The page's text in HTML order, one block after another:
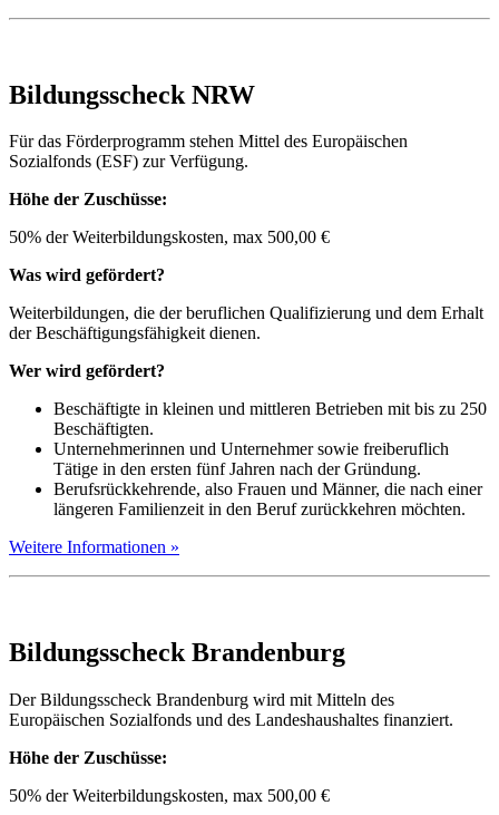
Bildungsscheck NRW
Für das Förderprogramm stehen Mittel des Europäischen
Sozialfonds (ESF) zur Verfügung.
Höhe der Zuschüsse:
50% der Weiterbildungskosten, max 500,00 €
Was wird gefördert?
Weiterbildungen, die der beruflichen Qualifizierung und dem Erhalt
der Beschäftigungsfähigkeit dienen.
Wer wird gefördert?
Beschäftigte in kleinen und mittleren Betrieben mit bis zu 250
Beschäftigten.
Unternehmerinnen und Unternehmer sowie freiberuflich
Tätige in den ersten fünf Jahren nach der Gründung.
Berufsrückkehrende, also Frauen und Männer, die nach einer
längeren Familienzeit in den Beruf zurückkehren möchten.
Weitere Informationen »
Bildungsscheck Brandenburg
Der Bildungsscheck Brandenburg wird mit Mitteln des
Europäischen Sozialfonds und des Landeshaushaltes finanziert.
Höhe der Zuschüsse:
50% der Weiterbildungskosten, max 500,00 €